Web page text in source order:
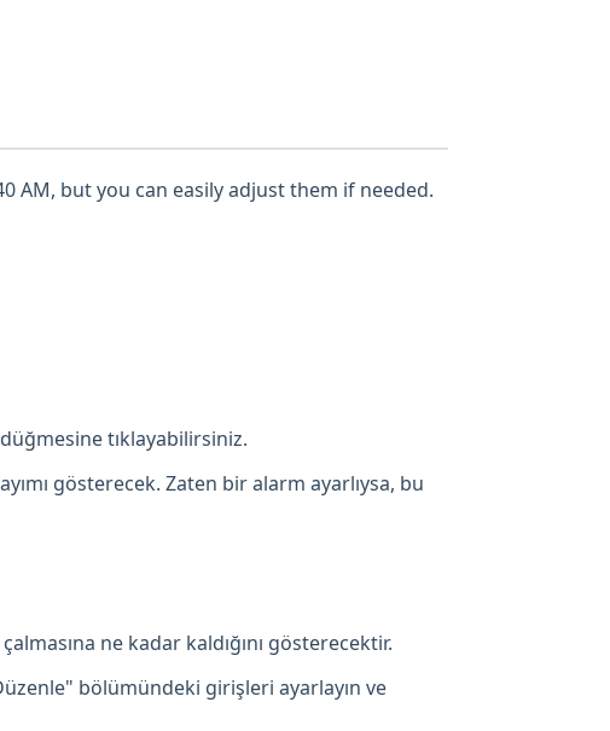
AM, but you can easily adjust them if needed.
tıklayabilirsiniz.
gösterecek. Zaten bir alarm ayarlıysa, bu
ne kadar kaldığını gösterecektir.
bölümündeki girişleri ayarlayın ve